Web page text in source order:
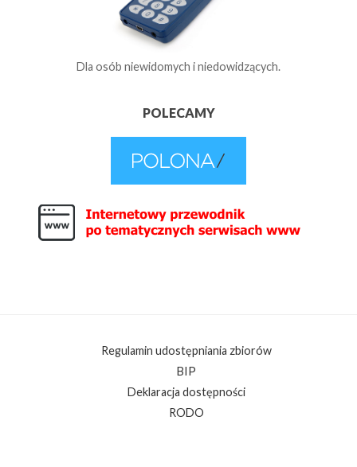
Dla osób niewidomych i niedowidzących.
POLECAMY
Regulamin udostępniania zbiorów
BIP
Deklaracja dostępności
RODO